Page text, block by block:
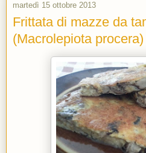
martedì 15 ottobre 2013
Frittata di mazze da
(Macrolepiota procera)